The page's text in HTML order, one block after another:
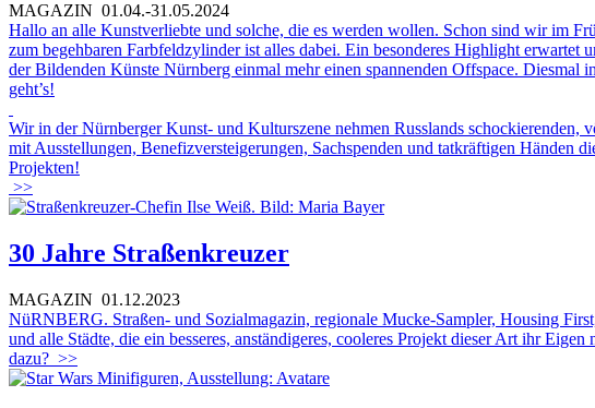
MAGAZIN 01.04.-31.05.2024
Hallo an alle Kunstverliebte und solche, die es werden wollen. Schon sind wir im
zum begehbaren Farbfeldzylinder ist alles dabei. Ein besonderes Highlight
der Bildenden Künste Nürnberg einmal mehr einen spannenden Offspace.
geht’s!
Wir in der Nürnberger Kunst- und Kulturszene nehmen Russlands
mit Ausstellungen, Benefizversteigerungen, Sachspenden und tatkräftigen Händen
Projekten!
>>
30 Jahre Straßenkreuzer
MAGAZIN 01.12.2023
NüRNBERG. Straßen- und Sozialmagazin, regionale Mucke-Sampler, Housing
und alle Städte, die ein besseres, anständigeres, cooleres Projekt dieser Art ihr
dazu? >>